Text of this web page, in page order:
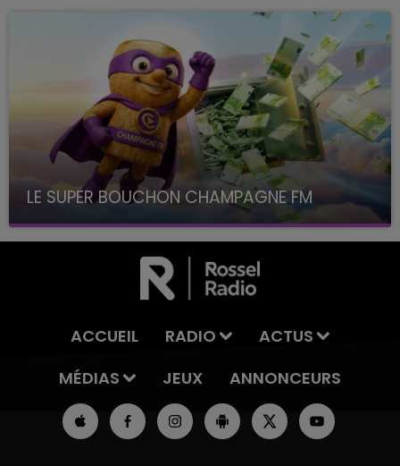
LE SUPER BOUCHON CHAMPAGNE FM
avec La Famille Champagne FM, à 8H10
ACCUEIL RADIO
ACTUS
MÉDIAS
JEUX ANNONCEURS